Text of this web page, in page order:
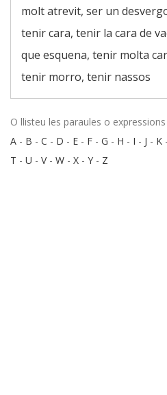
molt atrevit, ser un
tenir cara, tenir la cara de
que esquena, tenir molta
tenir morro, tenir nassos
O llisteu les paraules o
A - B - C - D - E - F - G - H - I - J - K -
T - U - V- W - X - Y - Z